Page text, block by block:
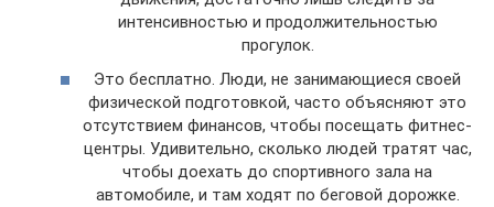
интенсивностью и продолжительностью
прогулок.
Это бесплатно. Люди, не занимающиеся своей
физической подготовкой, часто объясняют это
отсутствием финансов, чтобы посещать фитнес-
центры. Удивительно, сколько людей тратят час,
чтобы доехать до спортивного зала на
автомобиле, и там ходят по беговой дорожке.